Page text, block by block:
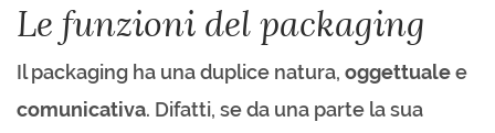
Le funzioni del packaging
Il packaging ha una duplice natura, oggettualee
comunicativa. Difatti, se da una parte la sua